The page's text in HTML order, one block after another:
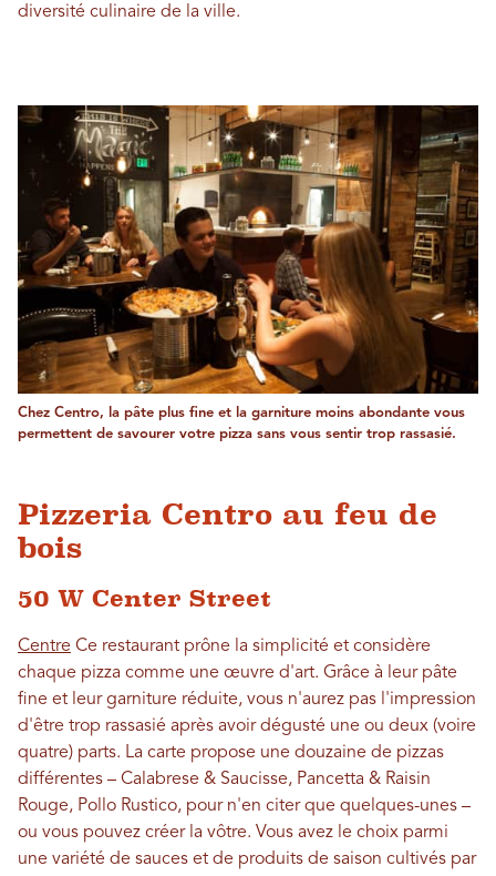
diversité culinaire de la ville.
Chez Centro, la pâte plus fine et la garniture moins abondante vous
permettent de savourer votre pizza sans vous sentir trop rassasié.
Pizzeria Centro au feu de
bois
50 W Center Street
Centre Ce restaurant prône la simplicité et considère
chaque pizza comme une œuvre d'art. Grâce à leur pâte
fine et leur garniture réduite, vous n'aurez pas l'impression
d'être trop rassasié après avoir dégusté une ou deux (voire
quatre) parts. La carte propose une douzaine de pizzas
différentes – Calabrese & Saucisse, Pancetta & Raisin
Rouge, Pollo Rustico, pour n'en citer que quelques-unes –
ou vous pouvez créer la vôtre. Vous avez le choix parmi
une variété de sauces et de produits de saison cultivés par